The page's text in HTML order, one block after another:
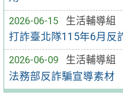
2026-06-15
生活輔導組
打詐臺北隊115年6月反
2026-06-09
生活輔導組
法務部反詐騙宣導素材